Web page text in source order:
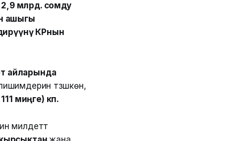
2,9 млрд. сомду
ашыгы
КРнын
айларында
түзүшкөн,
миңге) көп.
милдеттүү